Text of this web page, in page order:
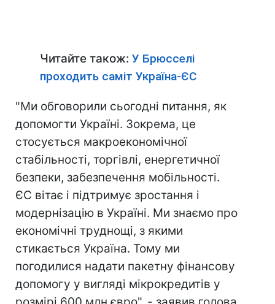
Читайте також: У Брюсселі
проходить саміт Україна-ЄС
"Ми обговорили сьогодні питання, як
допомогти Україні. Зокрема, це
стосується макроекономічної
стабільності, торгівлі, енергетичної
безпеки, забезпечення мобільності.
ЄС вітає і підтримує зростання і
модернізацію в Україні. Ми знаємо про
економічні труднощі, з якими
стикається Україна. Тому ми
погодилися надати пакетну фінансову
допомогу у вигляді мікрокредитів у